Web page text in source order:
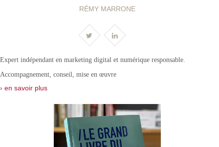
RÉMY MARRONE
Expert indépendant en marketing digital et numérique responsable.
Accompagnement, conseil, mise en œuvre
› en savoir plus